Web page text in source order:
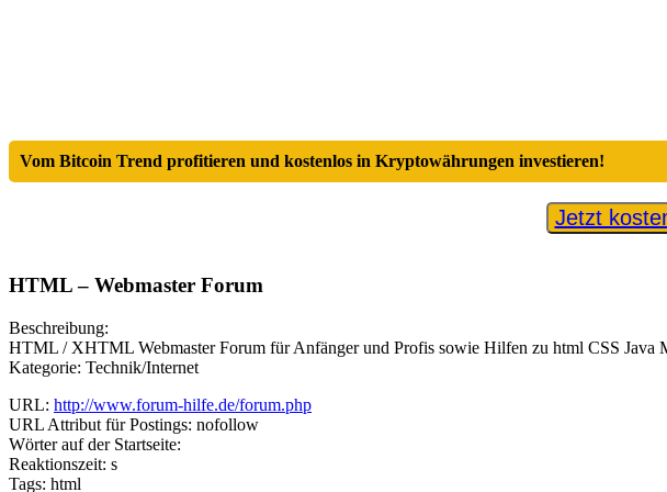
Vom Bitcoin Trend profitieren und kostenlos in Kryptowährungen investieren!
Jetzt
HTML – Webmaster Forum
Beschreibung:
HTML / XHTML Webmaster Forum für Anfänger und Profis sowie Hilfen zu html CSS Java
Kategorie: Technik/Internet
URL: http://www.forum-hilfe.de/forum.php
URL Attribut für Postings: nofollow
Wörter auf der Startseite:
Reaktionszeit: s
Tags: html